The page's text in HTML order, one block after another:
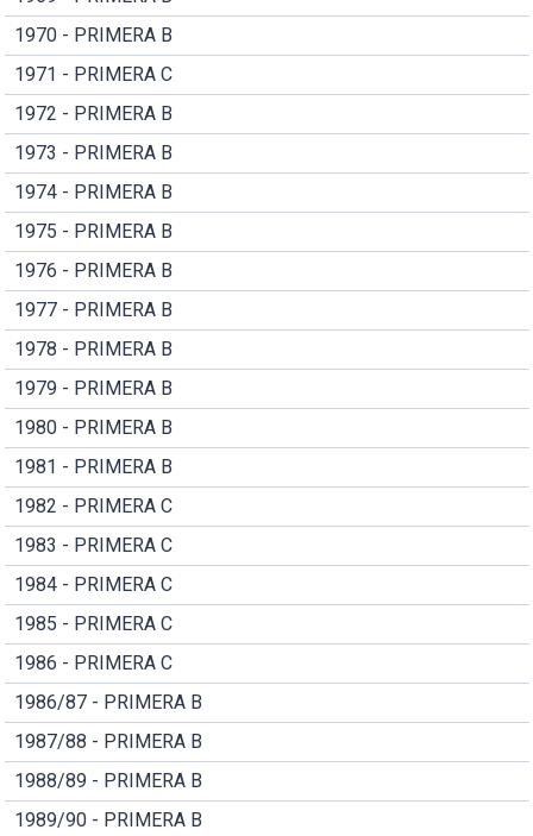
1970 - PRIMERA B
1971 - PRIMERA C
1972 - PRIMERA B
1973 - PRIMERA B
1974 - PRIMERA B
1975 - PRIMERA B
1976 - PRIMERA B
1977 - PRIMERA B
1978 - PRIMERA B
1979 - PRIMERA B
1980 - PRIMERA B
1981 - PRIMERA B
1982 - PRIMERA C
1983 - PRIMERA C
1984 - PRIMERA C
1985 - PRIMERA C
1986 - PRIMERA C
1986/87 - PRIMERA B
1987/88 - PRIMERA B
1988/89 - PRIMERA B
1989/90 - PRIMERA B